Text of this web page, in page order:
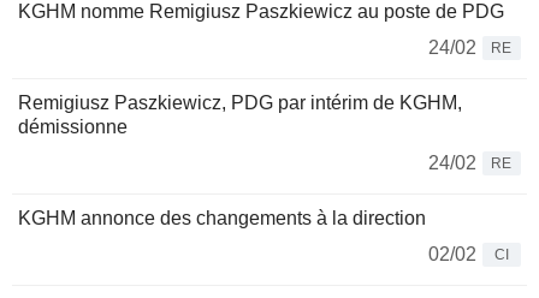
KGHM nomme Remigiusz Paszkiewicz au poste de PDG
24/02
RE
Remigiusz Paszkiewicz, PDG par intérim de KGHM,
démissionne
24/02
RE
KGHM annonce des changements à la direction
02/02
CI